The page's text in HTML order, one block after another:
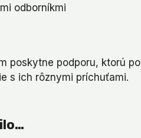
odborníkmi
poskytne podporu, ktorú
s ich rôznymi príchuťami.